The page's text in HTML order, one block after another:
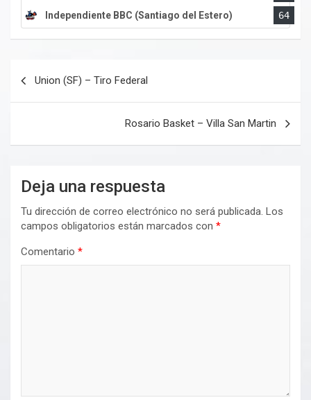
Independiente BBC (Santiago del Estero)
64
Union (SF) – Tiro Federal
Rosario Basket – Villa San Martin
Deja una respuesta
Tu dirección de correo electrónico no será publicada. Los
campos obligatorios están marcados con *
Comentario *